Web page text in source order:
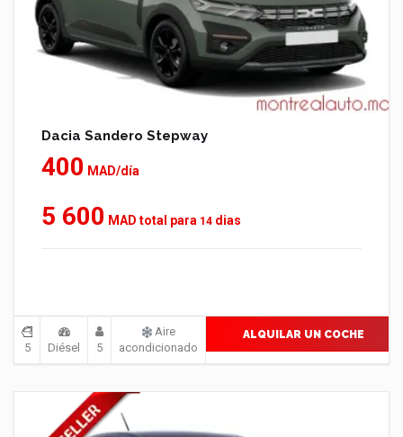
Dacia Sandero Stepway
400 MAD/día
5 600 MAD total para 14 dias
5 Diésel 5
Aire
acondicionado
ALQUILAR UN COCHE